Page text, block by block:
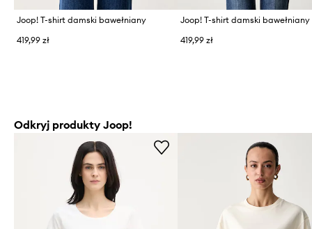
Joop! T-shirt damski bawełniany
419,99 zł
Joop! T-shirt damski bawełniany
419,99 zł
Odkryj produkty Joop!